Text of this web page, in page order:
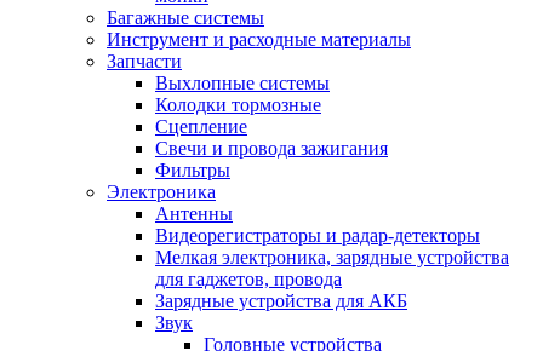
Багажные системы
Инструмент и расходные материалы
Запчасти
Выхлопные системы
Колодки тормозные
Сцепление
Свечи и провода зажигания
Фильтры
Электроника
Антенны
Видеорегистраторы и радар-детекторы
Мелкая электроника, зарядные устройства
для гаджетов, провода
Зарядные устройства для АКБ
Звук
Головные устройства